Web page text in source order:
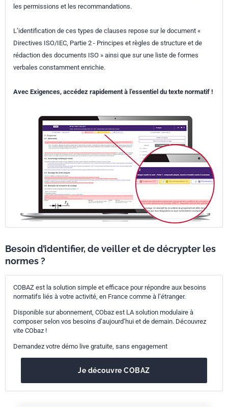
les permissions et les recommandations.
L’identification de ces types de clauses repose sur le document «
Directives ISO/IEC, Partie 2 - Principes et règles de structure et de
rédaction des documents ISO » ainsi que sur une liste de formes
verbales constamment enrichie.
Avec Exigences, accédez rapidement à l’essentiel du texte normatif !
Besoin d’identifier, de veiller et de décrypter les
normes ?
COBAZ est la solution simple et efficace pour répondre aux besoins
normatifs liés à votre activité, en France comme à l’étranger.
Disponible sur abonnement, CObaz est LA solution modulaire à
composer selon vos besoins d’aujourd’hui et de demain. Découvrez
vite CObaz !
Demandez votre démo live gratuite, sans engagement
Je découvre COBAZ